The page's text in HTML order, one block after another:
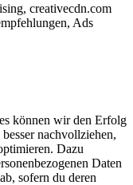
creativecdn.com
Ads
können wir den Erfolg
nachvollziehen,
Dazu
Daten
sofern du deren